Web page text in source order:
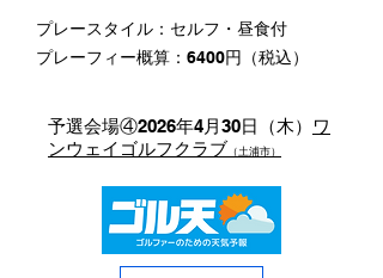
プレースタイル：セルフ・昼食付
​プレーフィー概算：6400円（税込）
予選会場④2026年4月30日（木）
ワ
ンウェイゴルフクラブ （土浦市）